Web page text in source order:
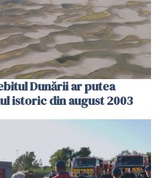
Dunării ar putea
istoric din august 2003